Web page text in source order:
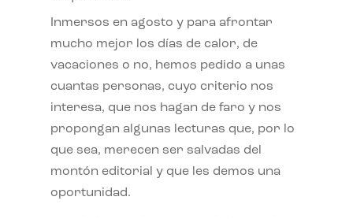
Inmersos en agosto y para afrontar
mucho mejor los días de calor, de
vacaciones o no, hemos pedido a unas
cuantas personas, cuyo criterio nos
interesa, que nos hagan de faro y nos
propongan algunas lecturas que, por lo
que sea, merecen ser salvadas del
montón editorial y que les demos una
oportunidad.